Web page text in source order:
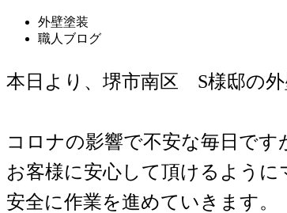
外壁塗装
職人ブログ
本日より、堺市南区 S様邸の外
コロナの影響で不安な毎日です
お客様に安心して頂けるように
安全に作業を進めていきます。